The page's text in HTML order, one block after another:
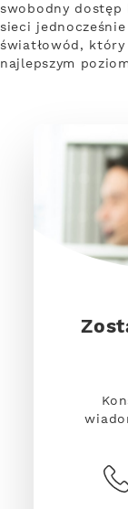
swobodny
sieci
światłowód,
najlepszym